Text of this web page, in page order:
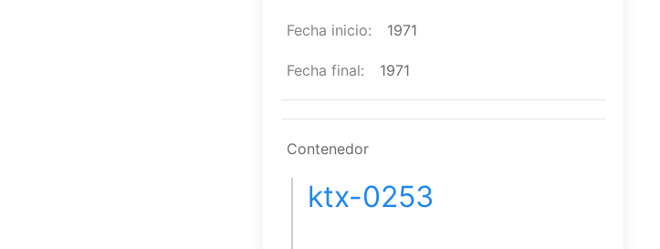
Fecha inicio 1971
Fecha final 1971
Contenedor
ktx-0253